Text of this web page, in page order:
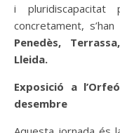
i pluridiscapacitat
concretament,
Penedès,
Lleida.
Exposició a
desembre